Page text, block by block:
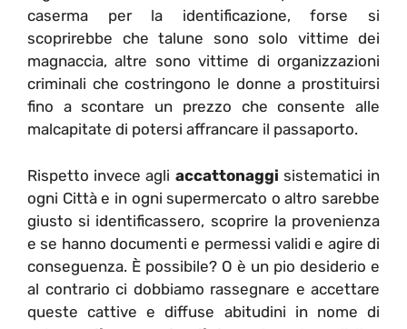
caserma per la identificazione, forse si
scoprirebbe che talune sono solo vittime dei
magnaccia, altre sono vittime di organizzazioni
criminali che costringono le donne a prostituirsi
fino a scontare un prezzo che consente alle
malcapitate di potersi affrancare il passaporto.
Rispetto invece agli accattonaggi sistematici in
ogni Città e in ogni supermercato o altro sarebbe
giusto si identificassero, scoprire la provenienza
e se hanno documenti e permessi validi e agire di
conseguenza. È possibile? O è un pio desiderio e
al contrario ci dobbiamo rassegnare e accettare
queste cattive e diffuse abitudini in nome di